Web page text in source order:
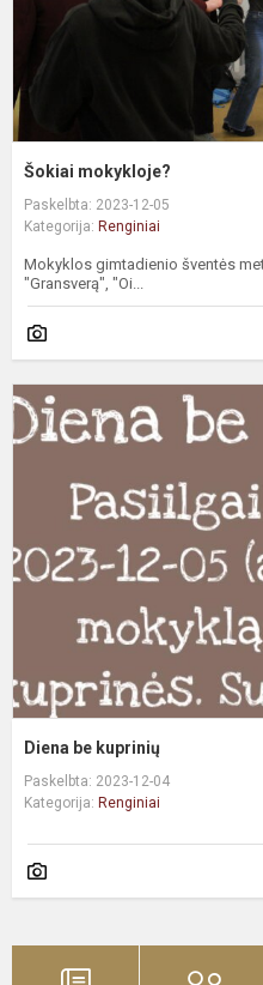
Šokiai mokykloje?
Paskelbta: 2023-12-05
Kategorija: Renginiai
Mokyklos gimtadienio šventės
"Gransverą", "Oi...
Diena be kuprinių
Paskelbta: 2023-12-04
Kategorija: Renginiai